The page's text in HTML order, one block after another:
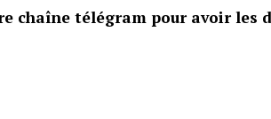
chaîne télégram pour avoir les